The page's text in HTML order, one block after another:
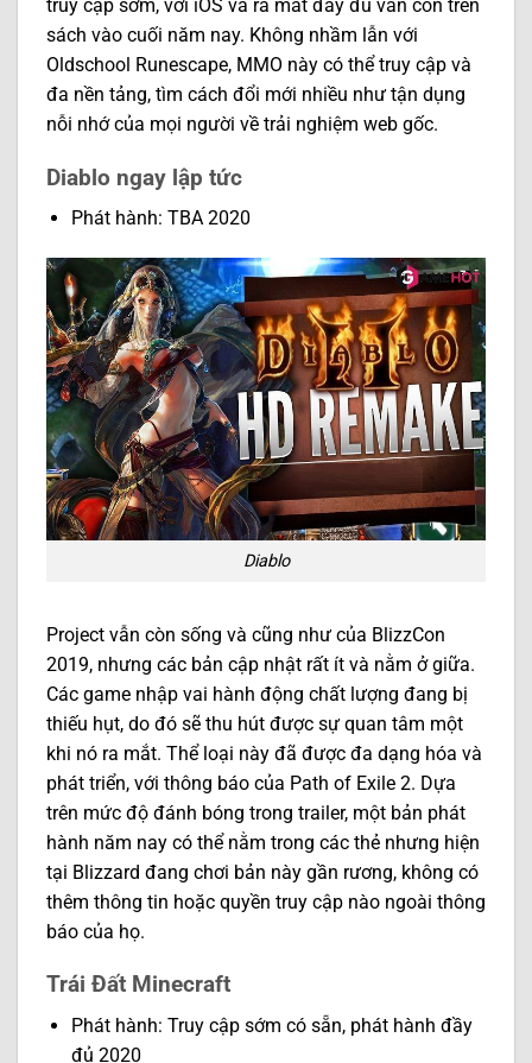
truy cập sớm, với iOS và ra mắt đầy đủ vẫn còn trên
sách vào cuối năm nay. Không nhầm lẫn với
Oldschool Runescape, MMO này có thể truy cập và
đa nền tảng, tìm cách đổi mới nhiều như tận dụng
nỗi nhớ của mọi người về trải nghiệm web gốc.
Diablo ngay lập tức
Phát hành: TBA 2020
Diablo
Project vẫn còn sống và cũng như của BlizzCon
2019, nhưng các bản cập nhật rất ít và nằm ở giữa.
Các game nhập vai hành động chất lượng đang bị
thiếu hụt, do đó sẽ thu hút được sự quan tâm một
khi nó ra mắt. Thể loại này đã được đa dạng hóa và
phát triển, với thông báo của Path of Exile 2. Dựa
trên mức độ đánh bóng trong trailer, một bản phát
hành năm nay có thể nằm trong các thẻ nhưng hiện
tại Blizzard đang chơi bản này gần rương, không có
thêm thông tin hoặc quyền truy cập nào ngoài thông
báo của họ.
Trái Đất Minecraft
Phát hành: Truy cập sớm có sẵn, phát hành đầy
đủ 2020